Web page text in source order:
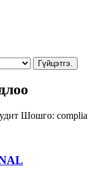
Гүйцэтгэ.
Шошго: